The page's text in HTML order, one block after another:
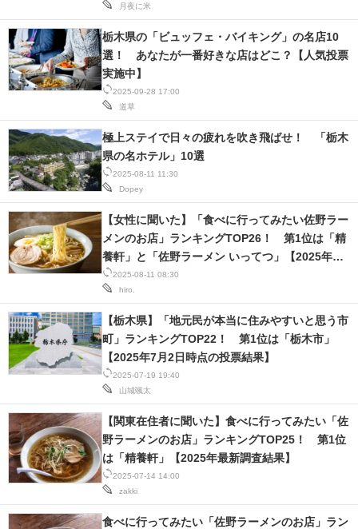
月夜に米
2025-09-28 17:00
道草
栃木県の「ビュッフェ・バイキング」の名店10
選！ あなたが一番好きな店はどこ？【人気投票
実施中】
2025-08-11 11:30
Dopey
極上ステイで日々の疲れを吹き飛ばせ！ 「栃木
県の名ホテル」10選
2025-08-11 08:30
hiro.
【女性に聞いた】「食べに行ってみたい佐野ラー
メンのお店」ランキングTOP26！ 第1位は「精
養軒」と「佐野ラーメン いってつ」【2025年最
新調査結果】
2025-07-19 19:40
山城颯太
【栃木県】「地元民が本当に住みやすいと思う市
町」ランキングTOP22！ 第1位は「栃木市」
【2025年7月2日時点の投票結果】
2025-07-14 14:00
zakki
【関東在住者に聞いた】食べに行ってみたい「佐
野ラーメンのお店」ランキングTOP25！ 第1位
は「精養軒」【2025年最新調査結果】
食べに行ってみたい「佐野ラーメンのお店」ラン